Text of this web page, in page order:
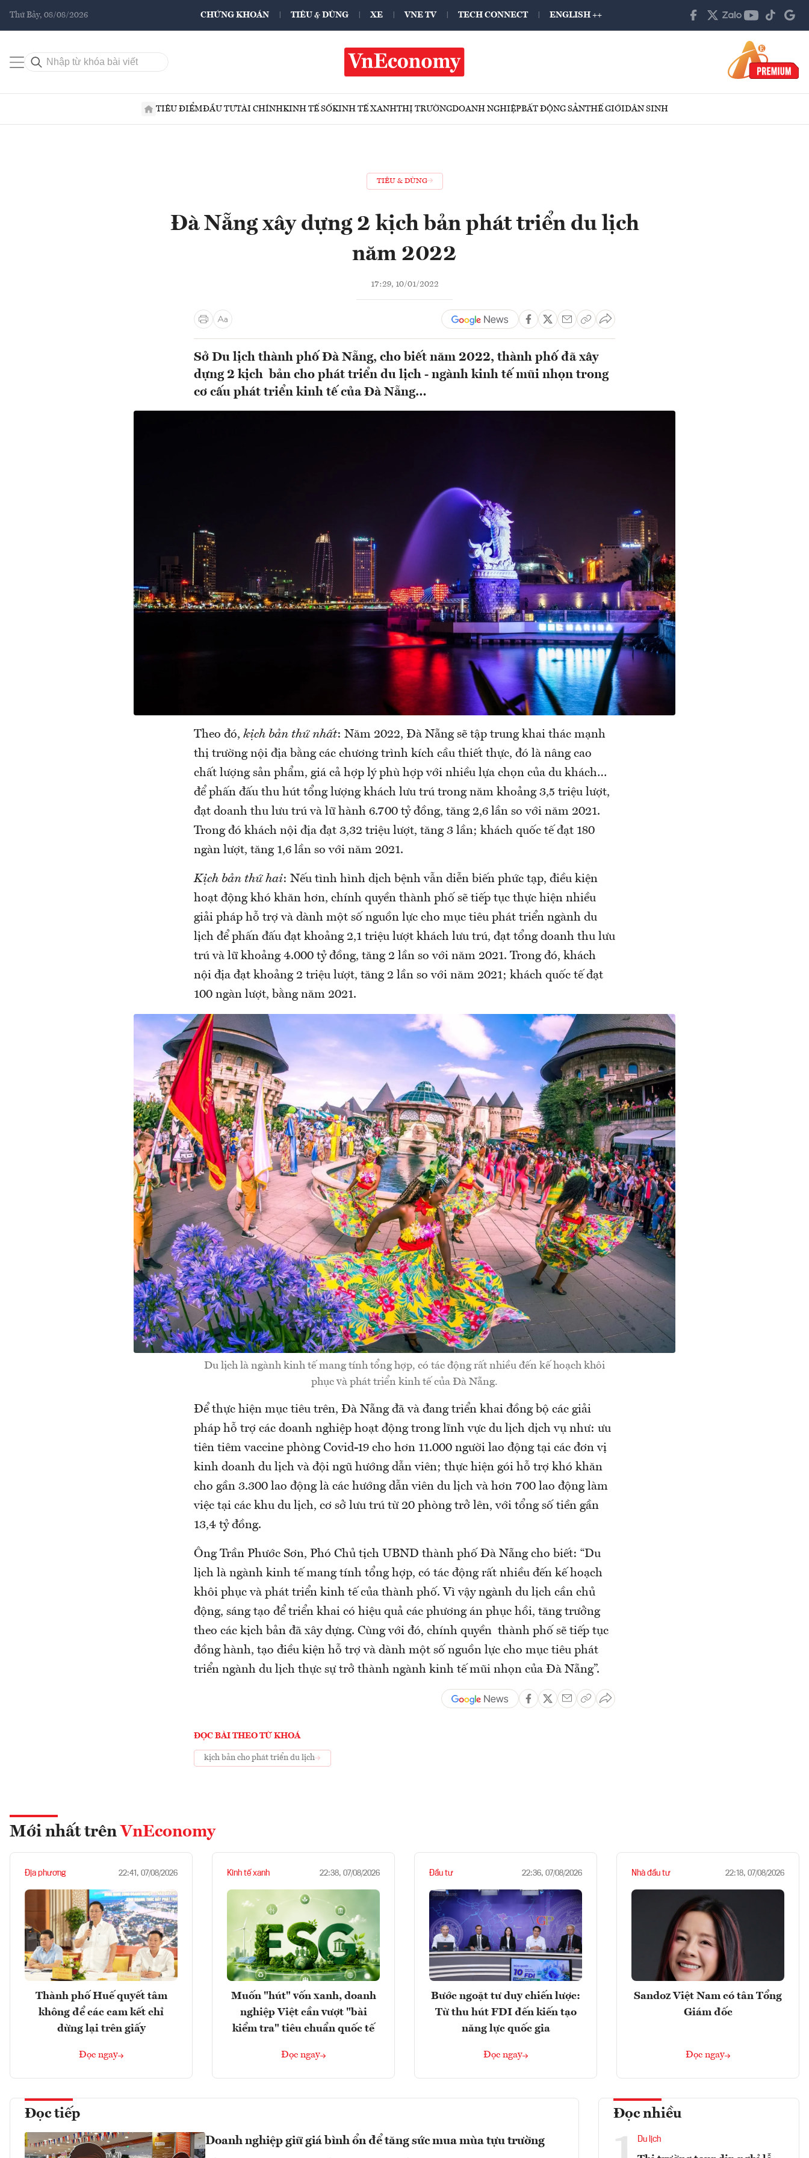
Thứ Bảy, 08/08/2026 CHỨNG KHOÁN TIÊU & DÙNG XE VNE TV TECH CONNECT ENGLISH ++
TIÊU ĐIỂMĐẦU TƯTÀI CHÍNHKINH TẾ SỐKINH TẾ XANHTHỊ TRƯỜNGDOANH NGHIỆPBẤT ĐỘNG SẢNTHẾ GIỚIDÂN SINH
TIÊU & DÙNG
Đà Nẵng xây dựng 2 kịch bản phát triển du lịch
năm 2022
17:29, 10/01/2022
Sở Du lịch thành phố Đà Nẵng, cho biết năm 2022, thành phố đã xây
dựng 2 kịch bản cho phát triển du lịch - ngành kinh tế mũi nhọn trong
cơ cấu phát triển kinh tế của Đà Nẵng…
Theo đó, kịch bản thứ nhất: Năm 2022, Đà Nẵng sẽ tập trung khai thác mạnh
thị trường nội địa bằng các chương trình kích cầu thiết thực, đó là nâng cao
chất lượng sản phẩm, giá cả hợp lý phù hợp với nhiều lựa chọn của du khách…
để phấn đấu thu hút tổng lượng khách lưu trú trong năm khoảng 3,5 triệu lượt,
đạt doanh thu lưu trú và lữ hành 6.700 tỷ đồng, tăng 2,6 lần so với năm 2021.
Trong đó khách nội địa đạt 3,32 triệu lượt, tăng 3 lần; khách quốc tế đạt 180
ngàn lượt, tăng 1,6 lần so với năm 2021.
Kịch bản thứ hai: Nếu tình hình dịch bệnh vẫn diễn biến phức tạp, điều kiện
hoạt động khó khăn hơn, chính quyền thành phố sẽ tiếp tục thực hiện nhiều
giải pháp hỗ trợ và dành một số nguồn lực cho mục tiêu phát triển ngành du
lịch để phấn đấu đạt khoảng 2,1 triệu lượt khách lưu trú, đạt tổng doanh thu lưu
trú và lữ khoảng 4.000 tỷ đồng, tăng 2 lần so với năm 2021. Trong đó, khách
nội địa đạt khoảng 2 triệu lượt, tăng 2 lần so với năm 2021; khách quốc tế đạt
100 ngàn lượt, bằng năm 2021.
Du lịch là ngành kinh tế mang tính tổng hợp, có tác động rất nhiều đến kế hoạch khôi
phục và phát triển kinh tế của Đà Nẵng.
Để thực hiện mục tiêu trên, Đà Nẵng đã và đang triển khai đồng bộ các giải
pháp hỗ trợ các doanh nghiệp hoạt động trong lĩnh vực du lịch dịch vụ như: ưu
tiên tiêm vaccine phòng Covid-19 cho hơn 11.000 người lao động tại các đơn vị
kinh doanh du lịch và đội ngũ hướng dẫn viên; thực hiện gói hỗ trợ khó khăn
cho gần 3.300 lao động là các hướng dẫn viên du lịch và hơn 700 lao động làm
việc tại các khu du lịch, cơ sở lưu trú từ 20 phòng trở lên, với tổng số tiền gần
13,4 tỷ đồng.
Ông Trần Phước Sơn, Phó Chủ tịch UBND thành phố Đà Nẵng cho biết: “Du
lịch là ngành kinh tế mang tính tổng hợp, có tác động rất nhiều đến kế hoạch
khôi phục và phát triển kinh tế của thành phố. Vì vậy ngành du lịch cần chủ
động, sáng tạo để triển khai có hiệu quả các phương án phục hồi, tăng trưởng
theo các kịch bản đã xây dựng. Cùng với đó, chính quyền thành phố sẽ tiếp tục
đồng hành, tạo điều kiện hỗ trợ và dành một số nguồn lực cho mục tiêu phát
triển ngành du lịch thực sự trở thành ngành kinh tế mũi nhọn của Đà Nẵng”.
ĐỌC BÀI THEO TỪ KHOÁ
kịch bản cho phát triển du lịch
Mới nhất trên VnEconomy
Địa phương 22:41, 07/08/2026
Thành phố Huế quyết tâm
không để các cam kết chỉ
dừng lại trên giấy
Đọc ngay
Kinh tế xanh 22:38, 07/08/2026
Muốn "hút" vốn xanh, doanh
nghiệp Việt cần vượt "bài
kiểm tra" tiêu chuẩn quốc tế
Đọc ngay
Đầu tư 22:36, 07/08/2026
Bước ngoặt tư duy chiến lược:
Từ thu hút FDI đến kiến tạo
năng lực quốc gia
Đọc ngay
Nhà đầu tư 22:18, 07/08/2026
Sandoz Việt Nam có tân Tổng
Giám đốc
Đọc ngay
Đọc tiếp
Doanh nghiệp giữ giá bình ổn để tăng sức mua mùa tựu trường
Đọc nhiều
1 Du lịch